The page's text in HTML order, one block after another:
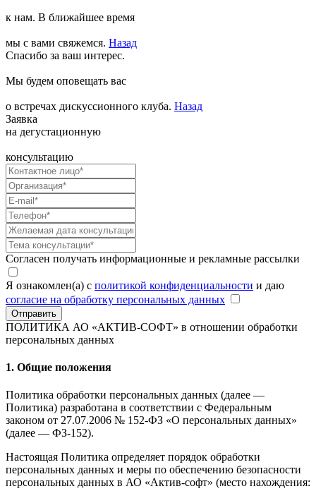
к нам. В ближайшее время
мы с вами свяжемся. Назад
Спасибо за ваш интерес.
Мы будем оповещать вас
о встречах дискуссионного клуба. Назад
Заявка
на дегустационную
консультацию
Согласен получать информационные и рекламные рассылки
Я ознакомлен(а) с политикой конфиденциальности и даю
согласие на обработку персональных данных
Отправить
ПОЛИТИКА АО «АКТИВ-СОФТ» в отношении обработки
персональных данных
1. Общие положения
Политика обработки персональных данных (далее —
Политика) разработана в соответствии с Федеральным
законом от 27.07.2006 № 152-ФЗ «О персональных данных»
(далее — ФЗ-152).
Настоящая Политика определяет порядок обработки
персональных данных и меры по обеспечению безопасности
персональных данных в АО «Актив-софт» (место нахождения: